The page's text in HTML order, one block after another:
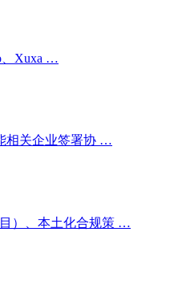
、Xuxa …
相关企业签署协 …
）、本土化合规策 …